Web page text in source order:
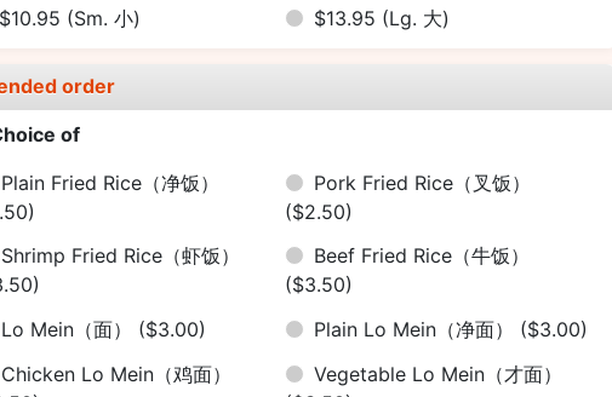
$10.95 (Sm. 小) $13.95 (Lg. 大)
order
of
Plain Fried Rice（净饭）
Pork Fried Rice（叉饭）
($2.50)
Shrimp Fried Rice（虾饭）
Beef Fried Rice（牛饭）
($3.50)
Lo Mein（面） ($3.00) Plain Lo Mein（净面） ($3.00)
Chicken Lo Mein（鸡面）
Vegetable Lo Mein（才面）